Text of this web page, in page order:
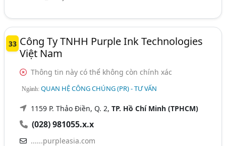
33 Công Ty TNHH Purple Ink Technologies
Việt Nam
Thông tin này có thể không còn chính xác
Ngành:QUAN HỆ CÔNG CHÚNG (PR) - TƯ VẤN
1159 P. Thảo Điền, Q. 2,TP. Hồ Chí Minh (TPHCM)
(028) 981055.x.x
......purpleasia.com